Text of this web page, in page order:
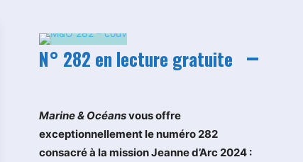
N° 282 en lecture gratuite
Marine & Océansvous offre
exceptionnellement le numéro 282
consacré à la mission Jeanne d’Arc 2024 :